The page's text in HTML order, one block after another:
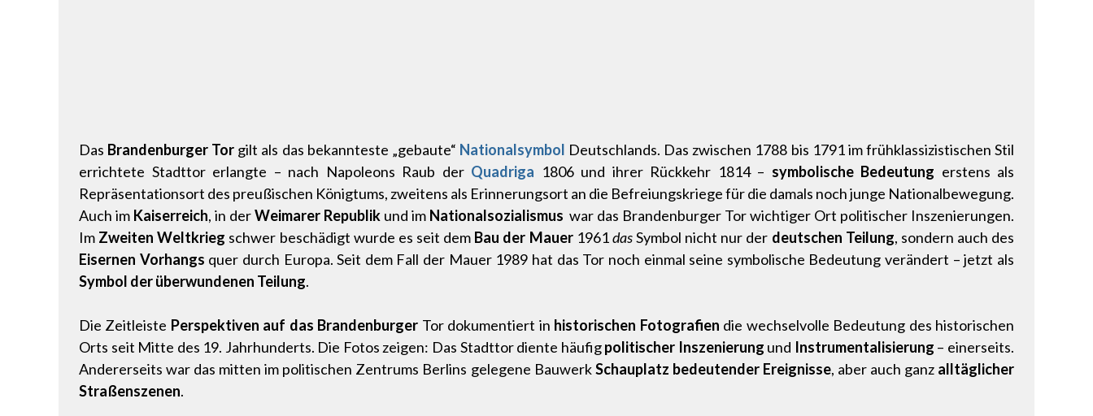
Das Brandenburger Tor gilt als das bekannteste „gebaute“ Nationalsymbol Deutschlands. Das zwischen 1788 bis 1791 im frühklassizistischen Stil
errichtete Stadttor erlangte – nach Napoleons Raub der Quadriga 1806 und ihrer Rückkehr 1814 – symbolische Bedeutung erstens als
Repräsentationsort des preußischen Königtums, zweitens als Erinnerungsort an die Befreiungskriege für die damals noch junge Nationalbewegung.
Auch im Kaiserreich, in derWeimarer Republikund im Nationalsozialismus war das Brandenburger Tor wichtiger Ort politischer Inszenierungen.
Im Zweiten Weltkrieg schwer beschädigt wurde es seit dem Bau der Mauer1961dasSymbol nicht nur der deutschen Teilung, sondern auch des
Eisernen Vorhangs quer durch Europa. Seit dem Fall der Mauer 1989 hat das Tor noch einmal seine symbolische Bedeutung verändert – jetzt als
Symbol der überwundenen Teilung.
Die Zeitleiste Perspektiven auf das Brandenburger Tor dokumentiert in historischen Fotografien die wechselvolle Bedeutung des historischen
Orts seit Mitte des 19. Jahrhunderts. Die Fotos zeigen: Das Stadttor diente häufigpolitischer Inszenierung und Instrumentalisierung – einerseits.
Andererseits war das mitten im politischen Zentrums Berlins gelegene BauwerkSchauplatz bedeutender Ereignisse, aber auch ganz alltäglicher
Straßenszenen.